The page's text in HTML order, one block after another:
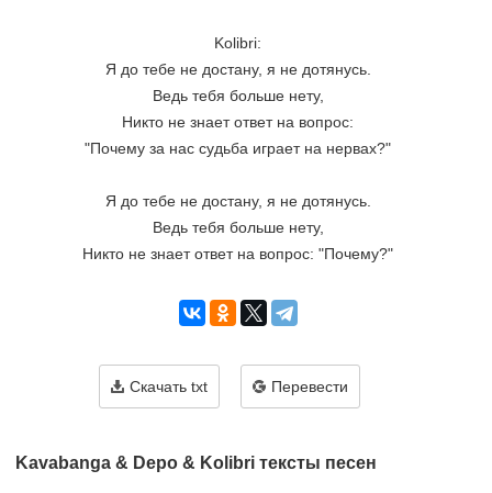
Kolibri:
Я до тебе не достану, я не дотянусь.
Ведь тебя больше нету,
Никто не знает ответ на вопрос:
"Почему за нас судьба играет на нервах?"
Я до тебе не достану, я не дотянусь.
Ведь тебя больше нету,
Никто не знает ответ на вопрос: "Почему?"
Скачать txt Перевести
Kavabanga & Depo & Kolibri тексты песен